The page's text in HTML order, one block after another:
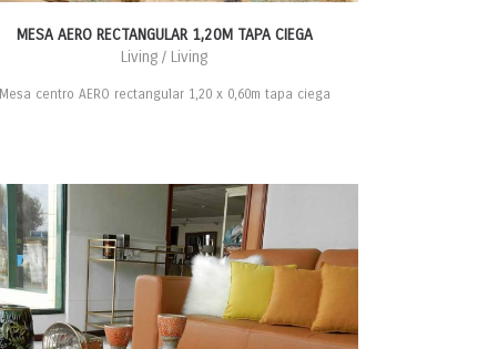
MESA AERO RECTANGULAR 1,20M TAPA CIEGA
Living / Living
Mesa centro AERO rectangular 1,20 x 0,60m tapa ciega